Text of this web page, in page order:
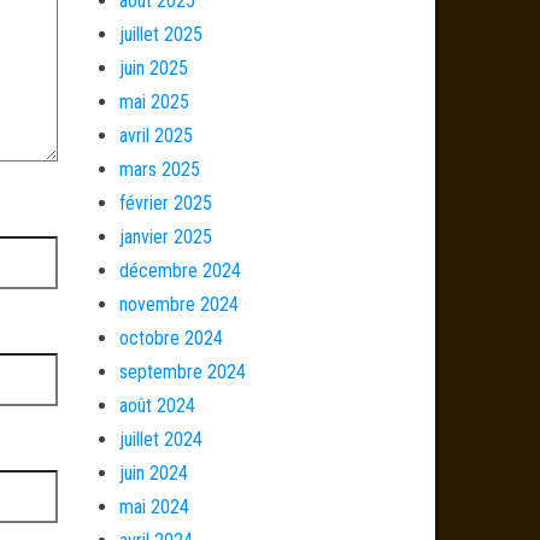
juillet 2025
juin 2025
mai 2025
avril 2025
mars 2025
février 2025
janvier 2025
décembre 2024
novembre 2024
octobre 2024
septembre 2024
août 2024
juillet 2024
juin 2024
mai 2024